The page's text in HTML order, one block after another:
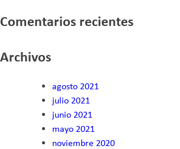
Comentarios recientes
Archivos
agosto 2021
julio 2021
junio 2021
mayo 2021
noviembre 2020